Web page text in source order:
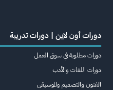
دورات أون لاين | دورات تدريبة
دورات مطلوبة في سوق العمل
دورات اللغات والأدب
الفنون والتصميم والموسيقى